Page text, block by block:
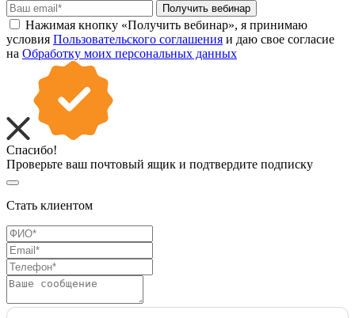
Получить вебинар
Нажимая кнопку «Получить вебинар», я принимаю
условия Пользовательского соглашения и даю свое согласие
на Обработку моих персональных данных
Спасибо!
Проверьте ваш почтовый ящик и подтвердите подписку
Стать клиентом